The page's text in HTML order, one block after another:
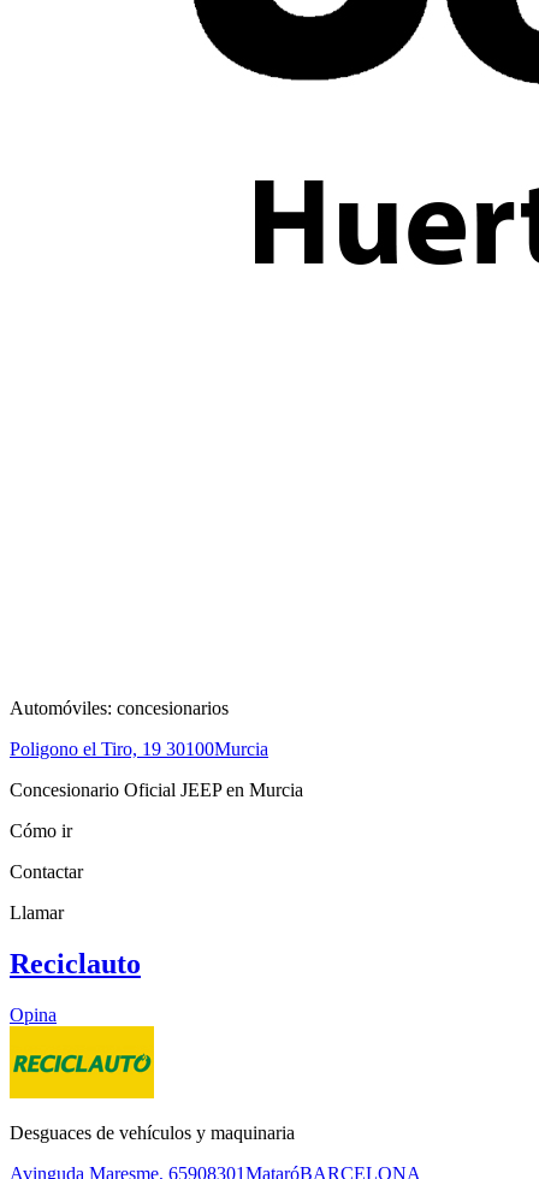
Automóviles: concesionarios
Poligono el Tiro, 19 30100Murcia
Concesionario Oficial JEEP en Murcia
Cómo ir
Contactar
Llamar
Reciclauto
Opina
Desguaces de vehículos y maquinaria
Avinguda Maresme, 65908301MataróBARCELONA